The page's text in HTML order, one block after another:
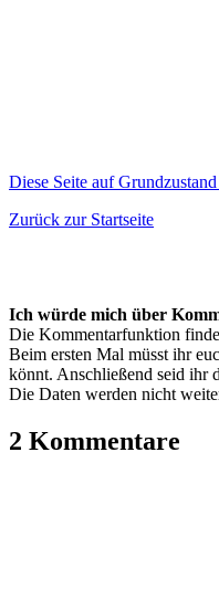
Diese Seite auf
Zurück zur Startseite
Ich würde mich über
Die Kommentarfunktion
Beim ersten Mal müsst ihr
könnt. Anschließend seid ihr
Die Daten werden nicht
2 Kommentare